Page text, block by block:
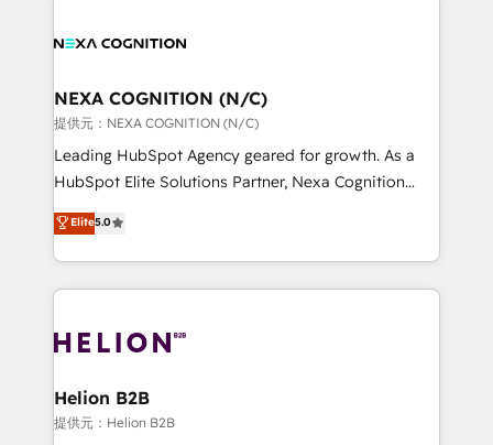
all businesses, from start-up to Enterprise, and have
the world. Our human approach to digital
transformation is designed for businesses who want
to grow. And we're passionate about APAC
businesses leading the world in technology, agility
record migrating businesses from CRM & Marketing
Platforms such as Salesforce, Dynamics, Pipedrive,
with attract and retain customers, manage their
business people and processes, and how they
NEXA COGNITION (N/C)
提供元：NEXA COGNITION (N/C)
Leading HubSpot Agency geared for growth. As a
HubSpot Elite Solutions Partner, Nexa Cognition
ranks in the top 1% of global HubSpot Partners and
has been one of the longest-standing partners since
2012. We empower businesses to harness the full
potential of HubSpot by combining strategic
bespoke HubSpot solutions tailored to drive
Choose Nexa Cognition? 🚀 HubSpot Expertise: Our
certified team specialises in CRM implementation,
Elite5.0
Helion B2B
提供元：Helion B2B